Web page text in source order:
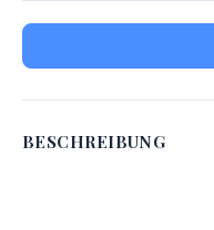
BESCHREIBUNG